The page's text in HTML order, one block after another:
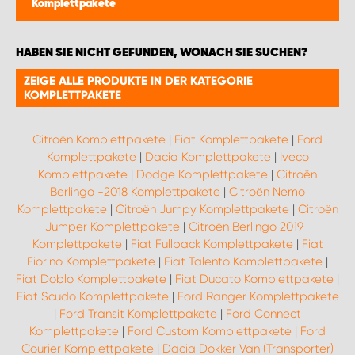
Komplettpakete
HABEN SIE NICHT GEFUNDEN, WONACH SIE SUCHEN?
ZEIGE ALLE PRODUKTE IN DER KATEGORIE
KOMPLETTPAKETE
Citroën Komplettpakete | Fiat Komplettpakete | Ford
Komplettpakete| Dacia Komplettpakete| Iveco
Komplettpakete | Dodge Komplettpakete | Citroën
Berlingo -2018 Komplettpakete | Citroën Nemo
Komplettpakete| Citroën Jumpy Komplettpakete| Citroën
Jumper Komplettpakete | Citroën Berlingo 2019-
Komplettpakete| Fiat Fullback Komplettpakete| Fiat
Fiorino Komplettpakete | Fiat Talento Komplettpakete |
Fiat Doblo Komplettpakete | Fiat Ducato Komplettpakete |
Fiat Scudo Komplettpakete| Ford Ranger Komplettpakete
| Ford Transit Komplettpakete | Ford Connect
Komplettpakete | Ford Custom Komplettpakete | Ford
Courier Komplettpakete | Dacia Dokker Van (Transporter)
WORK SYSTEM BRÜSSEL
WORK SYSTEM LIMBURG-KEMPEN
WORK SYSTEM NAMEN
WORK SYSTEM WORK SYSTEM BRÜGGE